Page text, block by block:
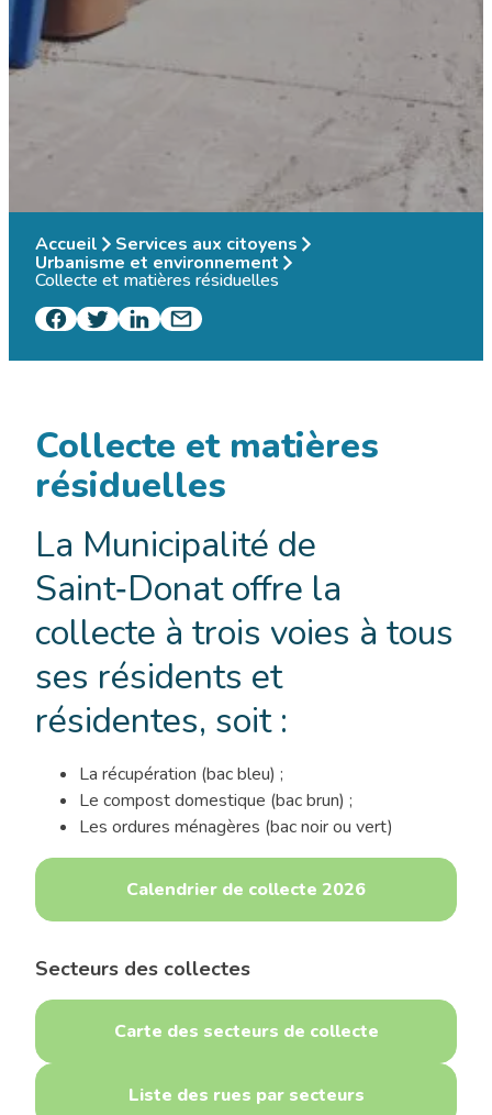
Accueil Services aux citoyens
Urbanisme et environnement
Collecte et matières résiduelles
Collecte et matières
résiduelles
La Municipalité de
Saint‑Donat offre la
collecte à trois voies à tous
ses résidents et
résidentes, soit :
La récupération (bac bleu) ;
Le compost domestique (bac brun) ;
Les ordures ménagères (bac noir ou vert)
Calendrier de collecte 2026
Secteurs des collectes
Carte des secteurs de collecte
Liste des rues par secteurs